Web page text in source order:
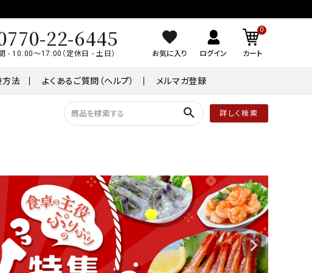
22-6445
- 10:00～17:00（定休日 - 土日） お気に入り ログイン
0
カート
方法 よくあるご質問（ヘルプ） メルマガ登録
ギフト
おせち
ケーキ
ワイン
業務用
search 詳しく検索